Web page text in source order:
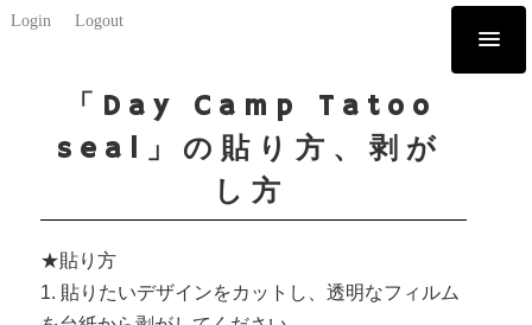
Login Logout
「Day Camp Tatoo
seal」の貼り方、剥が
し方
★貼り方
1. 貼りたいデザインをカットし、透明なフィルム